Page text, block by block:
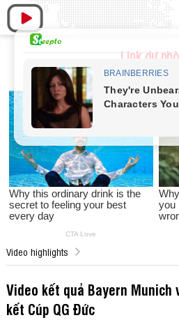
Link dự
Video highlights
Video kết quả Bayern
kết Cúp QG Đức